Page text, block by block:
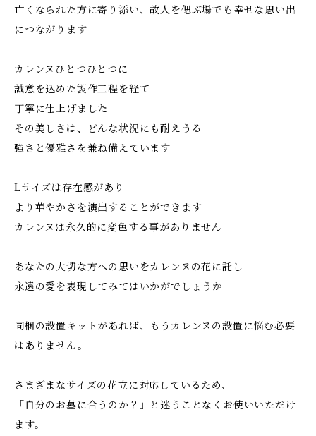
亡くなられた方に寄り添い、故人を偲ぶ場でも幸せな思い出
につながります
カレンヌひとつひとつに
誠意を込めた製作工程を経て
丁寧に仕上げました
その美しさは、どんな状況にも耐えうる
強さと優雅さを兼ね備えています
Lサイズは存在感があり
より華やかさを演出することができます
カレンヌは永久的に変色する事がありません
あなたの大切な方への思いをカレンヌの花に託し
永遠の愛を表現してみてはいかがでしょうか
同梱の設置キットがあれば、もうカレンヌの設置に悩む必要
はありません。
さまざまなサイズの花立に対応しているため、
「自分のお墓に合うのか？」と迷うことなくお使いいただけ
ます。